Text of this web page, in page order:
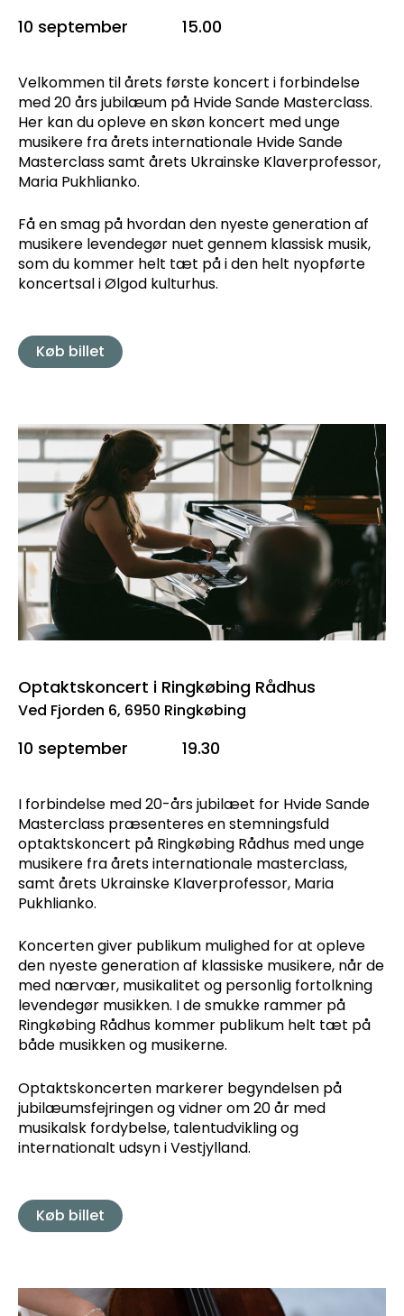
10 september 15.00
Velkommen til årets første koncert i forbindelse
med 20 års jubilæum på Hvide Sande Masterclass.
Her kan du opleve en skøn koncert med unge
musikere fra årets internationale Hvide Sande
Masterclass samt årets Ukrainske Klaverprofessor,
Maria Pukhlianko.
Få en smag på hvordan den nyeste generation af
musikere levendegør nuet gennem klassisk musik,
som du kommer helt tæt på i den helt nyopførte
koncertsal i Ølgod kulturhus.
Køb billet
Optaktskoncert i Ringkøbing Rådhus
Ved Fjorden 6, 6950 Ringkøbing
10 september 19.30
I forbindelse med 20-års jubilæet for Hvide Sande
Masterclass præsenteres en stemningsfuld
optaktskoncert på Ringkøbing Rådhus med unge
musikere fra årets internationale masterclass,
samt årets Ukrainske Klaverprofessor, Maria
Pukhlianko.
Koncerten giver publikum mulighed for at opleve
den nyeste generation af klassiske musikere, når de
med nærvær, musikalitet og personlig fortolkning
levendegør musikken. I de smukke rammer på
Ringkøbing Rådhus kommer publikum helt tæt på
både musikken og musikerne.
Optaktskoncerten markerer begyndelsen på
jubilæumsfejringen og vidner om 20 år med
musikalsk fordybelse, talentudvikling og
internationalt udsyn i Vestjylland.
Køb billet